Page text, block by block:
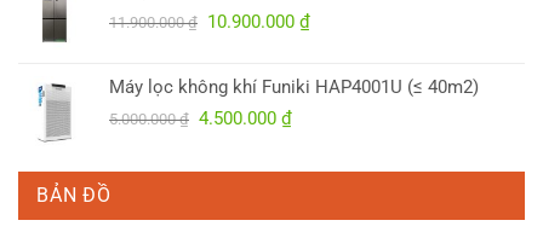
4.950.000 ₫.
11.900.000₫ Giá
11.900.000 ₫.
10.900.000 ₫Giá
là:
Máy lọc không khí Funiki HAP4001U (≤ 40m2)
5.000.000₫ Giá
là:
4.500.000 ₫Giá
tại
4.500.000 ₫.
BẢN ĐỒ